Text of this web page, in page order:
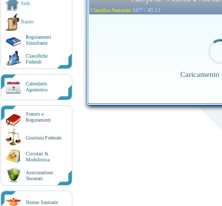
Sedi
Bando
Regolamenti
Simultanei
Classifiche
Federali
7
Calendario
Agonistico
Statuto e
Regolamenti
Giustizia Federale
Circolari &
Modulistica
Assicurazione
Tesserati
Norme Sanitarie
Classifica Nazionale 347ª / 40,12